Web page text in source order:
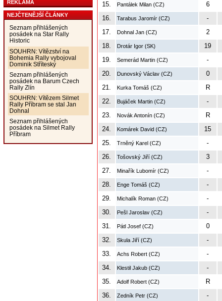
REKLAMA
NEJČTENĚJŠÍ ČLÁNKY
Seznam přihlášených
posádek na Star Rally
Historic
SOUHRN: Vítězství na
Bohemia Rally vybojoval
Dominik Stříteský
Seznam přihlášených
posádek na Barum Czech
Rally Zlín
SOUHRN: Vítězem Silmet
Rally Příbram se stal Jan
Dohnal
Seznam přihlášených
posádek na Silmet Rally
Příbram
15.
Pantálek Milan (CZ)
6
16.
Tarabus Jaromír (CZ)
-
17.
Dohnal Jan (CZ)
2
18.
Drotár Igor (SK)
19
19.
Semerád Martin (CZ)
-
20.
Dunovský Václav (CZ)
0
21.
Kurka Tomáš (CZ)
R
22.
Bujáček Martin (CZ)
-
23.
Novák Antonín (CZ)
R
24.
Komárek David (CZ)
15
25.
Trněný Karel (CZ)
-
26.
Tošovský Jiří (CZ)
3
27.
Minařík Lubomír (CZ)
-
28.
Enge Tomáš (CZ)
-
29.
Michalík Roman (CZ)
-
30.
Pešl Jaroslav (CZ)
-
31.
Pátl Josef (CZ)
0
32.
Skula Jiří (CZ)
-
33.
Achs Robert (CZ)
-
34.
Klestil Jakub (CZ)
-
35.
Adolf Robert (CZ)
R
36.
Zedník Petr (CZ)
-